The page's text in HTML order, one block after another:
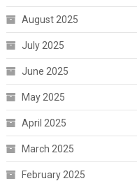
August 2025
July 2025
June 2025
May 2025
April 2025
March 2025
February 2025